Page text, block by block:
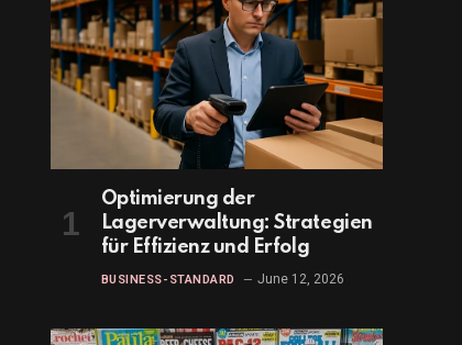
Optimierung der
Lagerverwaltung: Strategien
für Effizienz und Erfolg
BUSINESS-STANDARD June 12, 2026